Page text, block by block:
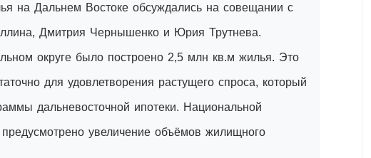
на Дальнем Востоке обсуждались на совещании с
Дмитрия Чернышенко и Юрия Трутнева.
округе было построено 2,5 млн кв.м жилья. Это
для удовлетворения растущего спроса, который
дальневосточной ипотеки. Национальной
увеличение объёмов жилищного